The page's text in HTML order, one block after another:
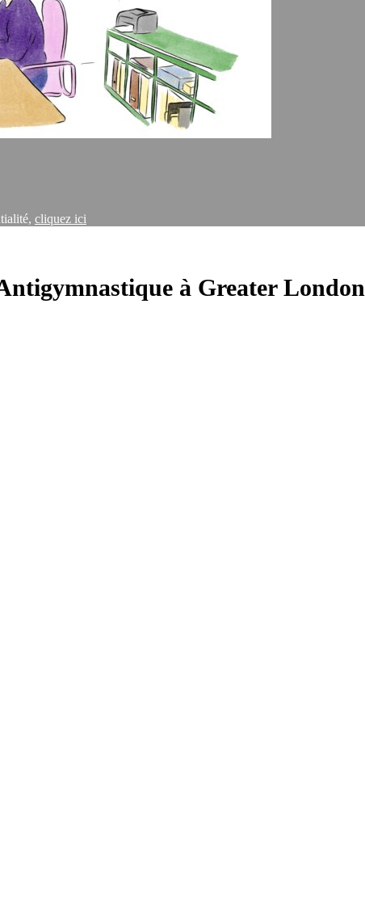
cliquez ici
à Greater London